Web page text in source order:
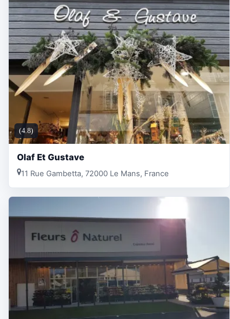
(4.8)
Olaf Et Gustave
11 Rue Gambetta, 72000 Le Mans, France